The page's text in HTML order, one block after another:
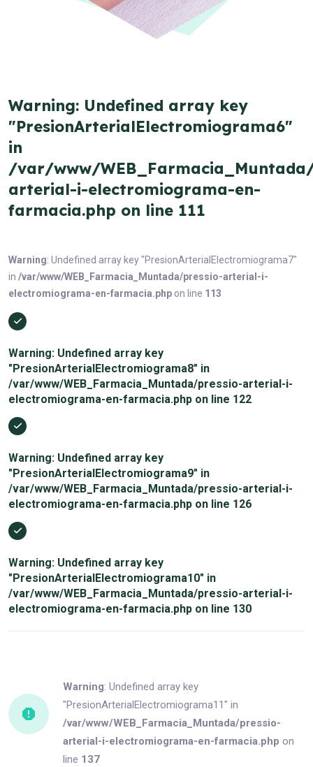
Warning: Undefined array key
"PresionArterialElectromiograma6"
in
/var/www/
arterial-i-electromiograma-en-
farmacia.php on line 111
Warning: Undefined array key "PresionArterialElectromiograma7"
in /var/www/WEB_Farmacia_Muntada/pressio-arterial-i-
electromiograma-en-farmacia.php on line 113
Warning: Undefined array key
"PresionArterialElectromiograma8" in
/var/www/WEB_Farmacia_Muntada/pressio-arterial-i-
electromiograma-en-farmacia.php on line 122
Warning: Undefined array key
"PresionArterialElectromiograma9" in
/var/www/WEB_Farmacia_Muntada/pressio-arterial-i-
electromiograma-en-farmacia.php on line 126
Warning: Undefined array key
"PresionArterialElectromiograma10" in
/var/www/WEB_Farmacia_Muntada/pressio-arterial-i-
electromiograma-en-farmacia.php on line 130
Warning: Undefined array key
"PresionArterialElectromiograma11" in
/var/www/WEB_Farmacia_Muntada/pressio-
arterial-i-electromiograma-en-farmacia.php on
line 137